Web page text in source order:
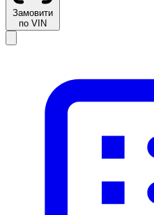
Замовити
по VIN